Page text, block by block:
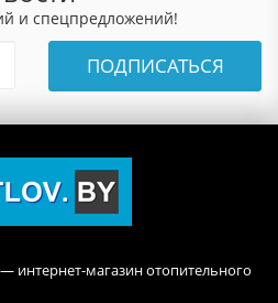
и спецпредложений!
ПОДПИСАТЬСЯ
интернет-магазин отопительного